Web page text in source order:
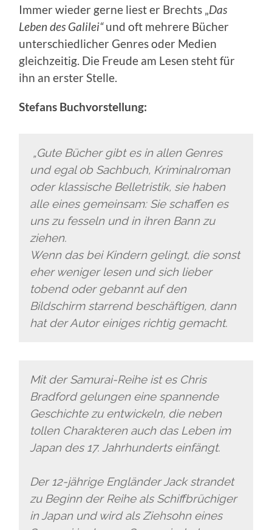
Immer wieder gerne liest er Brechts „Das
Leben des Galilei“und oft mehrere Bücher
unterschiedlicher Genres oder Medien
gleichzeitig. Die Freude am Lesen steht für
ihn an erster Stelle.
Stefans Buchvorstellung:
„Gute Bücher gibt es in allen Genres
und egal ob Sachbuch, Kriminalroman
oder klassische Belletristik, sie haben
alle eines gemeinsam: Sie schaffen es
uns zu fesseln und in ihren Bann zu
ziehen.
Wenn das bei Kindern gelingt, die sonst
eher weniger lesen und sich lieber
tobend oder gebannt auf den
Bildschirm starrend beschäftigen, dann
hat der Autor einiges richtig gemacht.
Mit der Samurai-Reihe ist es Chris
Bradford gelungen eine spannende
Geschichte zu entwickeln, die neben
tollen Charakteren auch das Leben im
Japan des 17. Jahrhunderts einfängt.
Der 12-jährige Engländer Jack strandet
zu Beginn der Reihe als Schiffbrüchiger
in Japan und wird als Ziehsohn eines